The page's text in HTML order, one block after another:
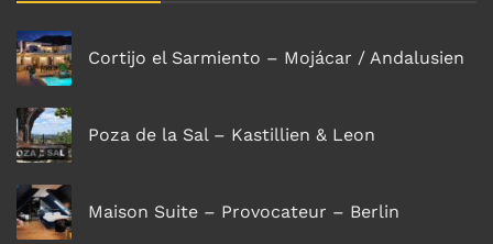
Cortijo el Sarmiento – Mojácar / Andalusien
Poza de la Sal – Kastillien & Leon
Maison Suite – Provocateur – Berlin